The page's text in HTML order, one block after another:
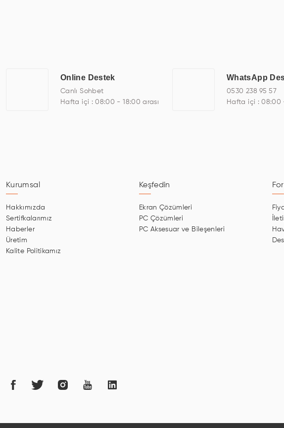
arasında yer almaktadır. ERPA Teknoloji, uluslararası standartlarda kalite
kadroları, yılların getirdiği bilgi ve tecrübe ile birleştiren ERPA Teknoloji, özel
Online Destek
Canlı Sohbet
Hafta içi : 08:00 - 18:00 arası
WhatsApp
0530 238 95 57
Hafta içi : 08:00
Kurumsal
Hakkımızda
Sertifkalarımız
Haberler
Üretim
Kalite Politikamız
Keşfedin
Ekran Çözümleri
PC Çözümleri
PC Aksesuar ve Bileşenleri